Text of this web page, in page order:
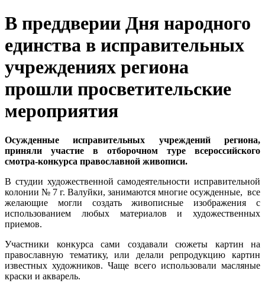
В преддверии Дня народного
единства в исправительных
учреждениях региона
прошли просветительские
мероприятия
Осужденные исправительных учреждений региона,
приняли участие в отборочном туре всероссийского
смотра-конкурса православной живописи.
В студии художественной самодеятельности исправительной
колонии № 7 г. Валуйки, занимаются многие осужденные, все
желающие могли создать живописные изображения с
использованием любых материалов и художественных
приемов.
Участники конкурса сами создавали сюжеты картин на
православную тематику, или делали репродукцию картин
известных художников. Чаще всего использовали масляные
краски и акварель.